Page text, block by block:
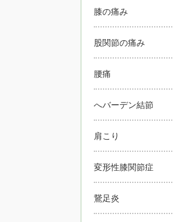
膝の痛み
股関節の痛み
腰痛
へバーデン結節
肩こり
変形性膝関節症
鵞足炎